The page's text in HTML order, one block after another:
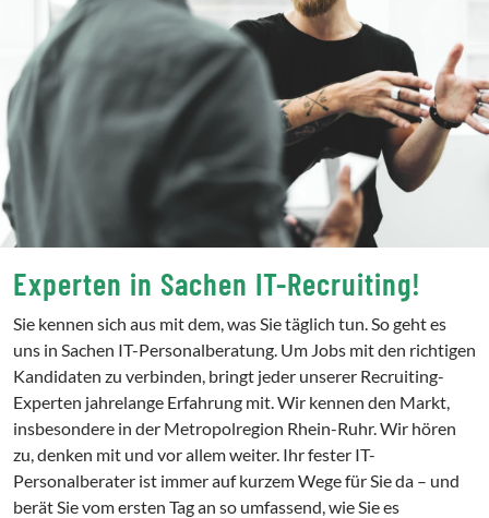
Experten in Sachen IT-Recruiting!
Sie kennen sich aus mit dem, was Sie täglich tun. So geht es
uns in Sachen IT-Personalberatung. Um Jobs mit den richtigen
Kandidaten zu verbinden, bringt jeder unserer Recruiting-
Experten jahrelange Erfahrung mit. Wir kennen den Markt,
insbesondere in der Metropolregion Rhein-Ruhr. Wir hören
zu, denken mit und vor allem weiter. Ihr fester IT-
Personalberater ist immer auf kurzem Wege für Sie da – und
berät Sie vom ersten Tag an so umfassend, wie Sie es